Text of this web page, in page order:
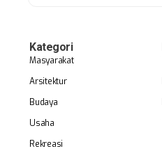
Kategori
Masyarakat
Arsitektur
Budaya
Usaha
Rekreasi